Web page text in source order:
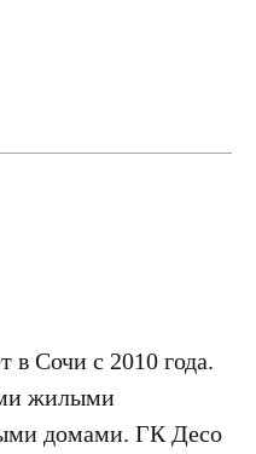
в Сочи с 2010 года.
жилыми
домами. ГК Десо